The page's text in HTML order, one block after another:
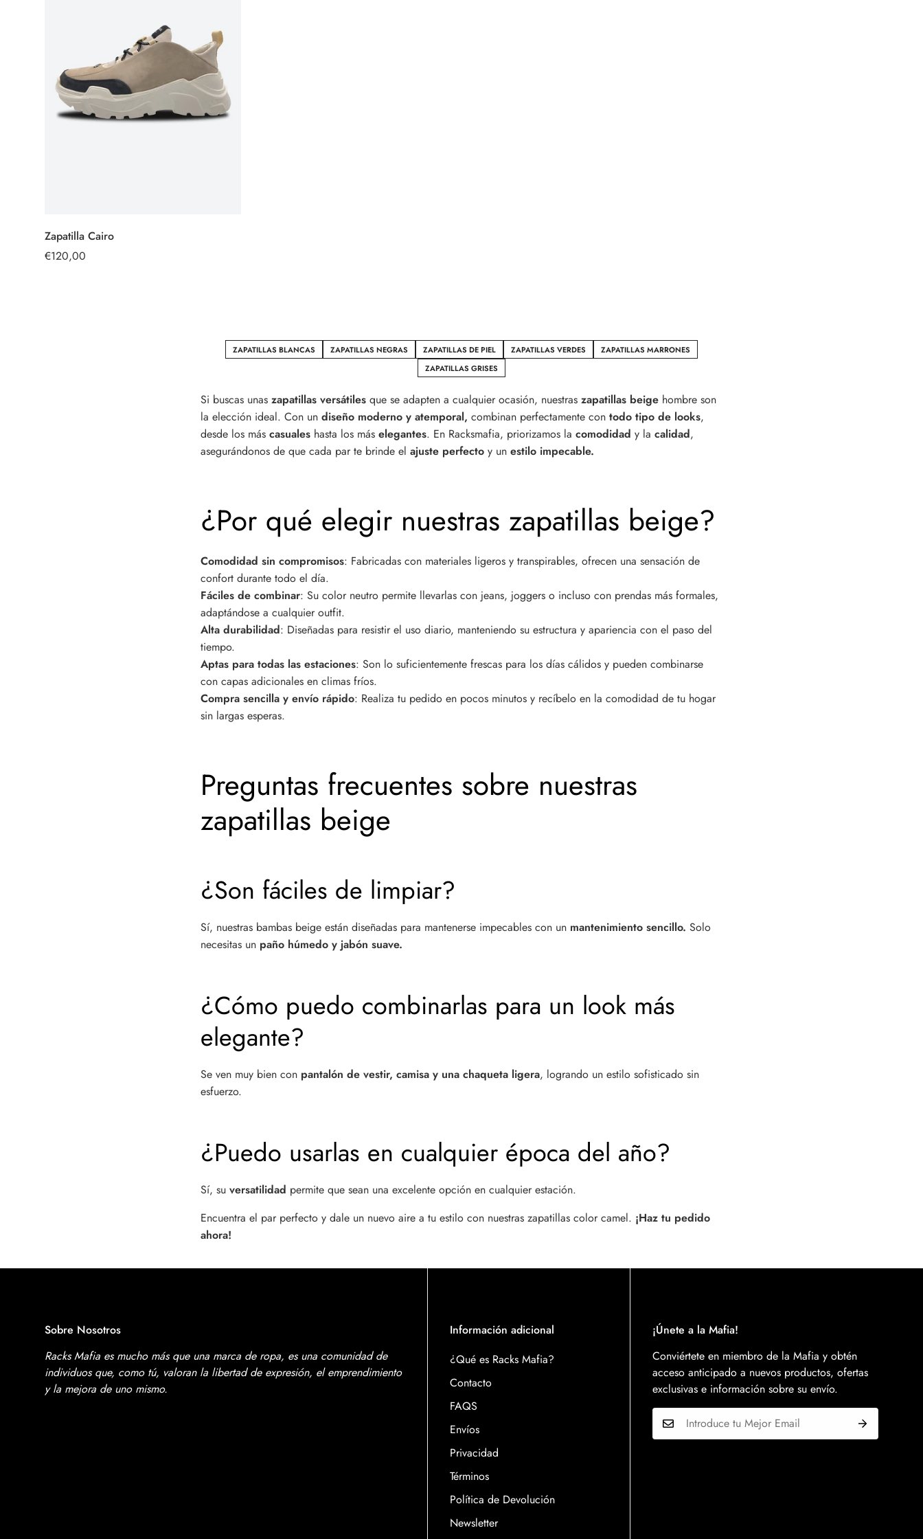
Zapatilla Cairo
Regulärer
€120,00
ZAPATILLAS BLANCAS ZAPATILLAS NEGRAS ZAPATILLAS DE PIEL ZAPATILLAS VERDES
ZAPATILLAS MARRONES
ZAPATILLAS GRISES
Si buscas unas zapatillas versátiles que se adapten a cualquier ocasión, nuestras zapatillas beige hombre son
la elección ideal. Con un diseño moderno y atemporal, combinan perfectamente con todo tipo de looks,
desde los más casuales hasta los más elegantes. En Racksmafia, priorizamos la comodidad y la calidad,
asegurándonos de que cada par te brinde el ajuste perfecto y un estilo impecable.
¿Por qué elegir nuestras zapatillas beige?
Comodidad sin compromisos: Fabricadas con materiales ligeros y transpirables, ofrecen una sensación de
confort durante todo el día.
Fáciles de combinar: Su color neutro permite llevarlas con jeans, joggers o incluso con prendas más formales,
adaptándose a cualquier outfit.
Alta durabilidad: Diseñadas para resistir el uso diario, manteniendo su estructura y apariencia con el paso del
tiempo.
Aptas para todas las estaciones: Son lo suficientemente frescas para los días cálidos y pueden combinarse
con capas adicionales en climas fríos.
Compra sencilla y envío rápido: Realiza tu pedido en pocos minutos y recíbelo en la comodidad de tu hogar
sin largas esperas.
Preguntas frecuentes sobre nuestras
zapatillas beige
¿Son fáciles de limpiar?
Sí, nuestras bambas beige están diseñadas para mantenerse impecables con un mantenimiento sencillo. Solo
necesitas un paño húmedo y jabón suave.
¿Cómo puedo combinarlas para un look más
elegante?
Se ven muy bien con pantalón de vestir, camisa y una chaqueta ligera, logrando un estilo sofisticado sin
esfuerzo.
¿Puedo usarlas en cualquier época del año?
Sí, su versatilidad permite que sean una excelente opción en cualquier estación.
Encuentra el par perfecto y dale un nuevo aire a tu estilo con nuestras zapatillas color camel. ¡Haz tu pedido
ahora!
Sobre Nosotros
Racks Mafia es mucho más que una marca de ropa, es una comunidad de
individuos que, como tú, valoran la libertad de expresión, el emprendimiento
y la mejora de uno mismo.
Información adicional
¿Qué es Racks Mafia?
Contacto
FAQS
Envíos
Privacidad
Términos
Política de Devolución
Newsletter
¡Únete a la Mafia!
Conviértete en miembro de la Mafia y obtén
acceso anticipado a nuevos productos, ofertas
exclusivas e información sobre su envío.